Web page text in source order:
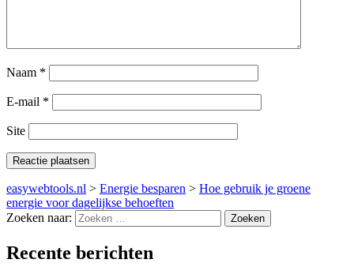
Naam *
E-mail *
Site
easywebtools.nl > Energie besparen > Hoe gebruik je groene
energie voor dagelijkse behoeften
Zoeken naar:
Recente berichten